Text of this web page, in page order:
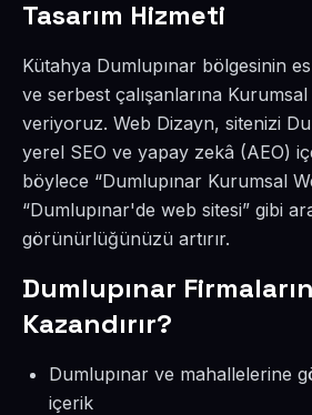
Tasarım Hizmeti
Kütahya Dumlupınar bölgesinin
ve serbest çalışanlarına Kurumsal
veriyoruz. Web Dizayn, sitenizi
yerel SEO ve yapay zekâ (AEO)
böylece “Dumlupınar Kurumsal
“Dumlupınar'de web sitesi” gibi
görünürlüğünüzü artırır.
Dumlupınar
Kazandırır?
Dumlupınar ve mahallelerine
içerik